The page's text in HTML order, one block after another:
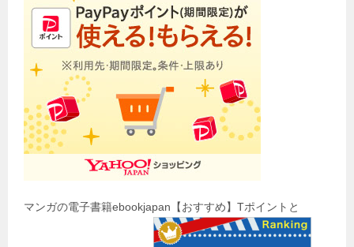
マンガの電子書籍ebookjapan【おすすめ】Tポイントと